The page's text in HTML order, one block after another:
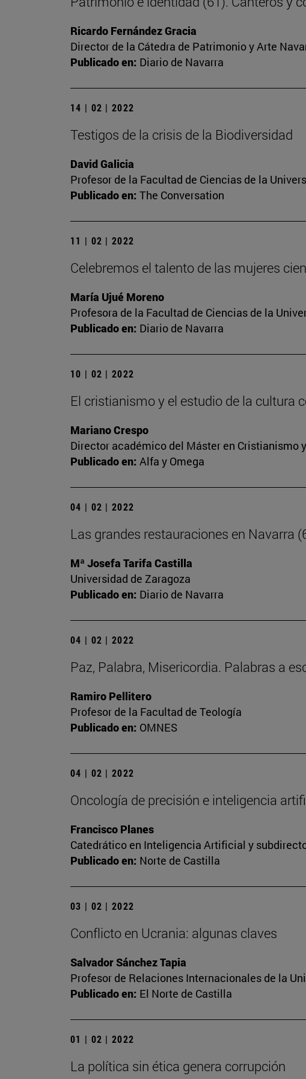
Ricardo Fernández Gracia
Director de la Cátedra de Patrimonio y Arte
Publicado en: Diario de Navarra
14 | 02 | 2022
Testigos de la crisis de la Biodiversidad
David Galicia
Profesor de la Facultad de Ciencias de la
Publicado en: The Conversation
11 | 02 | 2022
Celebremos el talento de las mujeres
María Ujué Moreno
Profesora de la Facultad de Ciencias de la
Publicado en: Diario de Navarra
10 | 02 | 2022
El cristianismo y el estudio de la cultura
Mariano Crespo
Director académico del Máster en Cristianismo
Publicado en: Alfa y Omega
04 | 02 | 2022
Las grandes restauraciones en Navarra
Mª Josefa Tarifa Castilla
Universidad de Zaragoza
Publicado en: Diario de Navarra
04 | 02 | 2022
Paz, Palabra, Misericordia. Palabras a
Ramiro Pellitero
Profesor de la Facultad de Teología
Publicado en: OMNES
04 | 02 | 2022
Oncología de precisión e inteligencia
Francisco Planes
Catedrático en Inteligencia Artificial y
Publicado en: Norte de Castilla
03 | 02 | 2022
Conflicto en Ucrania: algunas claves
Salvador Sánchez Tapia
Profesor de Relaciones Internacionales de la
Publicado en: El Norte de Castilla
01 | 02 | 2022
La política sin ética genera corrupción